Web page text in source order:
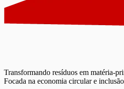
Transformando resíduos em matéria-
Focada na economia circular e